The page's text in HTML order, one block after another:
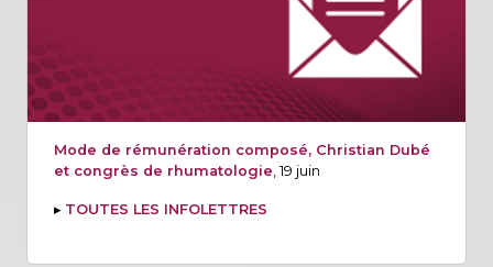
Mode de rémunération composé, Christian Dubé
et congrès de rhumatologie , 19 juin
▸ TOUTES LES INFOLETTRES